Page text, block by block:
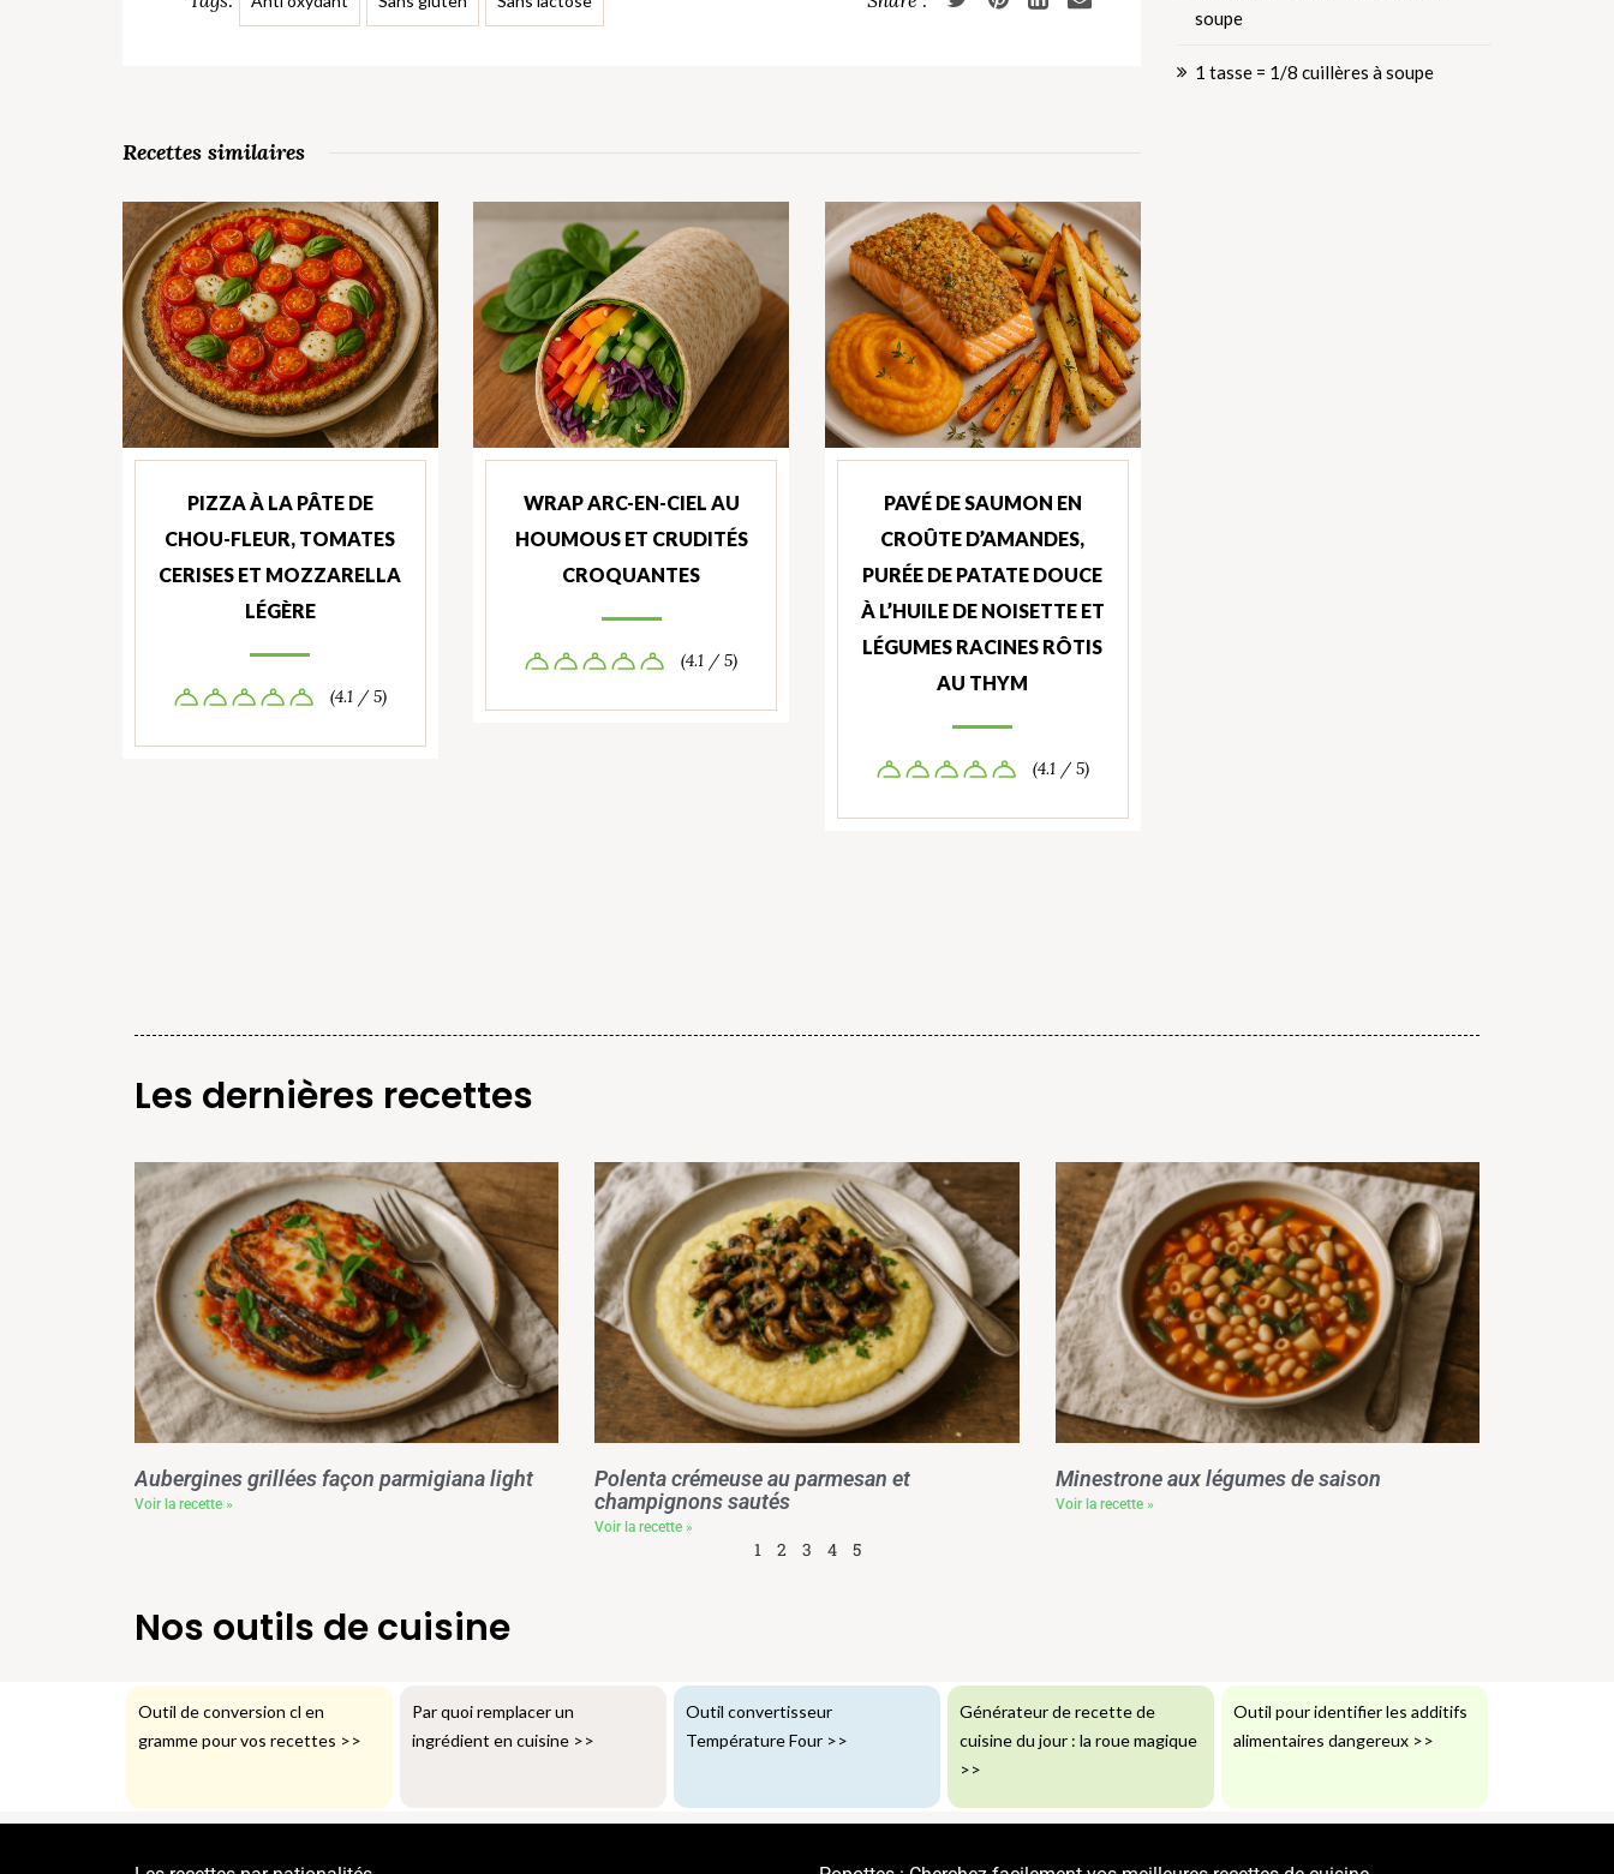
Recettes similaires
PIZZA À LA PÂTE DE
CHOU-FLEUR, TOMATES
CERISES ET MOZZARELLA
LÉGÈRE
(4.1 / 5)
WRAP ARC-EN-CIEL AU
HOUMOUS ET CRUDITÉS
CROQUANTES
(4.1 / 5)
PAVÉ DE SAUMON EN
CROÛTE D’AMANDES,
PURÉE DE PATATE DOUCE
À L’HUILE DE NOISETTE ET
LÉGUMES RACINES RÔTIS
AU THYM
(4.1 / 5)
soupe
1 tasse = 1/8 cuillères à soupe
Les dernières recettes
Aubergines grillées façon parmigiana light
Voir la recette »
Polenta crémeuse au parmesan et
champignons sautés
Voir la recette »
Minestrone aux légumes de saison
Voir la recette »
1 2 3 4 5
Nos outils de cuisine
Outil de conversion cl en
gramme pour vos recettes >>
Par quoi remplacer un
ingrédient en cuisine >>
Outil convertisseur
Température Four >>
Générateur de recette de
cuisine du jour : la roue magique
>>
Outil pour identifier les additifs
alimentaires dangereux >>